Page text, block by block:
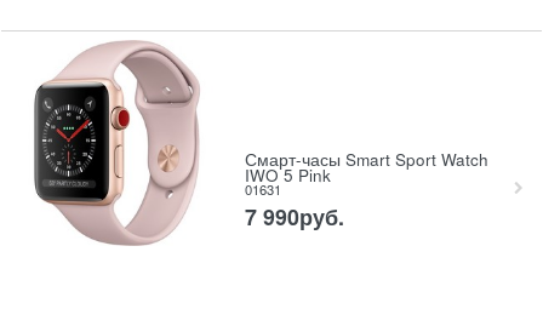
Смарт-часы Smart Sport Watch
IWO 5 Pink
01631
7 990руб.